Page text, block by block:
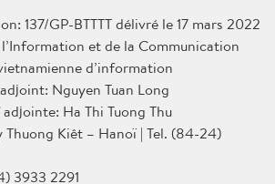
137/GP-BTTTT délivré le 17 mars 2022
et de la Communication
d’information
Nguyen Tuan Long
Ha Thi Tuong Thu
Thuong Kiêt – Hanoï | Tel. (84-24)
3933 2291